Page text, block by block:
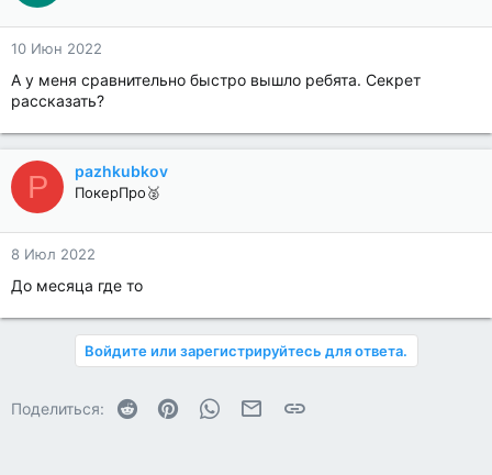
10 Июн 2022
А у меня сравнительно быстро вышло ребята. Секрет
рассказать?
P pazhkubkov
ПокерПро🥈
8 Июл 2022
До месяца где то
Войдите или зарегистрируйтесь для ответа.
Поделиться: Reddit PinterestWhatsAppЭлектронная почта
Ссылка